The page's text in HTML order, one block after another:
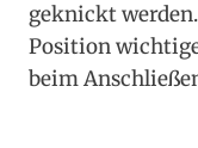
geknickt
Position
beim